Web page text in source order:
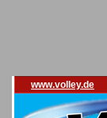
www.volley.de